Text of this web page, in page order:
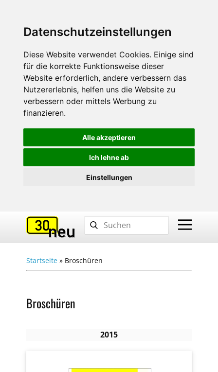
Datenschutzeinstellungen
Diese Website verwendet Cookies. Einige sind
für die korrekte Funktionsweise dieser
Website erforderlich, andere verbessern das
Nutzererlebnis, helfen uns die Website zu
verbessern oder mittels Werbung zu
finanzieren.
Alle akzeptieren
Ich lehne ab
Einstellungen
Startseite » Broschüren
Broschüren
2015